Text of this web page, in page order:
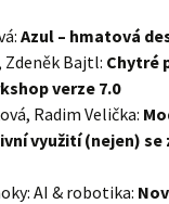
Azul – hmatová
Zdeněk Bajtl: Chytré
verze 7.0
Radim Velička:
využití (nejen) se
AI & robotika: